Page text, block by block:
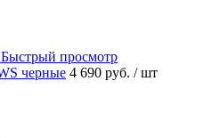
Быстрый просмотр
черные 4 690 руб. / шт